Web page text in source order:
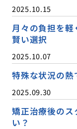
2025.10.15
月々の負担を
賢い選択
2025.10.07
特殊な状況の
2025.09.30
矯正治療後の
い？